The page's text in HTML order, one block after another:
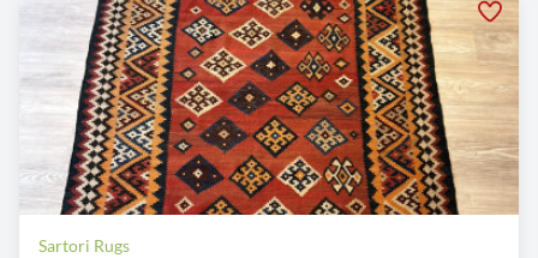
Sartori Rugs